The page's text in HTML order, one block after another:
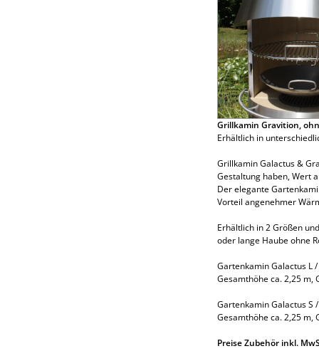
Grillkamin Gravition,
Erhältlich in
Grillkamin Galactus &
Gestaltung haben, Wert
Der elegante
Vorteil angenehmer
Erhältlich in 2 Größen
oder lange Haube ohne
Gartenkamin Galactus L
Gesamthöhe ca. 2,25
Gartenkamin Galactus S
Gesamthöhe ca. 2,25
Preise Zubehör inkl.